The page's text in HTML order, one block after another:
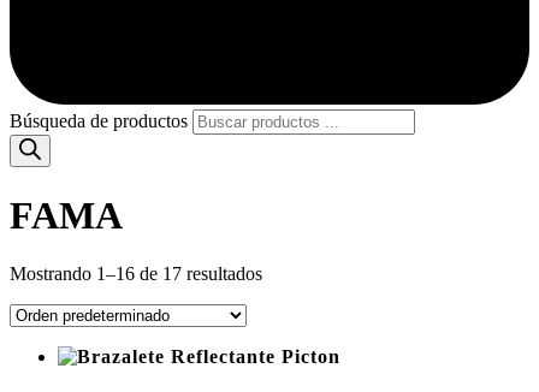
Búsqueda de productos
FAMA
Mostrando 1–16 de 17 resultados